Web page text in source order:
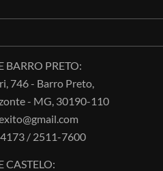
BARRO PRETO:
746 - Barro Preto,
- MG, 30190-110
/ 2511-7600
CASTELO: